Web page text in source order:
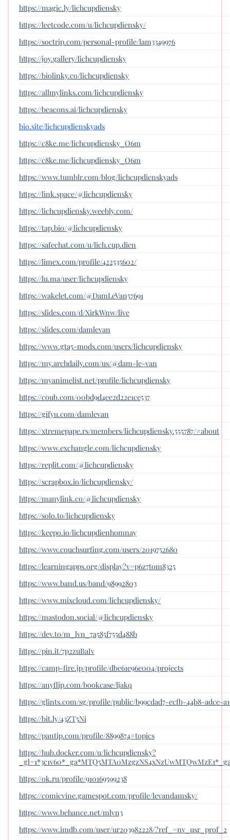
https://magic.ly/lichcupdiensky
https://leetcode.com/u/lichcupdiensky/
https://soctrip.com/personal-profile/lam3349976
https://joy.gallery/lichcupdiensky
https://biolinky.co/lichcupdiensky
https://allmylinks.com/lichcupdiensky
https://beacons.ai/lichcupdiensky
bio.site/lichcupdienskyads
https://c8ke.me/lichcupdiensky_O6m
https://c8ke.me/lichcupdiensky_O6m
https://www.tumblr.com/blog/lichcupdienskyads
https://link.space/@lichcupdiensky
https://lichcupdiensky.weebly.com/
https://tap.bio/@lichcupdiensky
https://safechat.com/u/lich.cup.dien
https://limex.com/profile/422535602/
https://lu.ma/user/lichcupdiensky
https://wakelet.com/@DamLeVan57691
https://slides.com/d/XirkWnw/live
https://slides.com/damlevan
https://www.gta5-mods.com/users/lichcupdiensky
https://my.archdaily.com/us/@dam-le-van
https://myanimelist.net/profile/lichcupdiensky
https://coub.com/00bd9d4ee2d22e1ce537
https://gifyu.com/damlevan
https://xtremepape.rs/members/lichcupdiensky.555787/#about
https://www.exchangle.com/lichcupdiensky
https://replit.com/@lichcupdiensky
https://scrapbox.io/lichcupdiensky/
https://manylink.co/@lichcupdiensky
https://solo.to/lichcupdiensky
https://keepo.io/lichcupdienhomnay
https://www.couchsurfing.com/users/2019752680
https://learningapps.org/display?v=p6z7tom8325
https://www.band.us/band/98992803
https://www.mixcloud.com/lichcupdiensky/
https://mastodon.social/@lichcupdiensky
https://dev.to/m_lvn_7a585f755d488b
https://pin.it/7p2zuBaIv
https://camp-fire.jp/profile/dbe61e96e004/projects
https://anyflip.com/bookcase/ljakq
https://glints.com/sg/profile/public/b99cdad7-ecfb-44b8-adce-
https://bit.ly/43ZT5Ni
https://pantip.com/profile/8899874#topics
https://hub.docker.com/u/lichcupdiensky?
https://ok.ru/profile/910169599238
https://comicvine.gamespot.com/profile/levandamsky/
https://www.behance.net/mlvn3
https://www.imdb.com/user/ur203982228/?ref_=nv_usr_prof_2